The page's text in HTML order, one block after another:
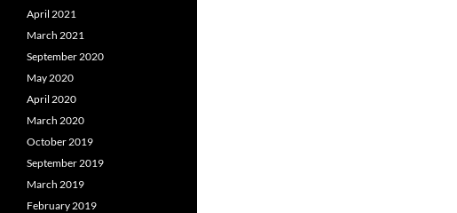
April 2021
March 2021
September 2020
May 2020
April 2020
March 2020
October 2019
September 2019
March 2019
February 2019